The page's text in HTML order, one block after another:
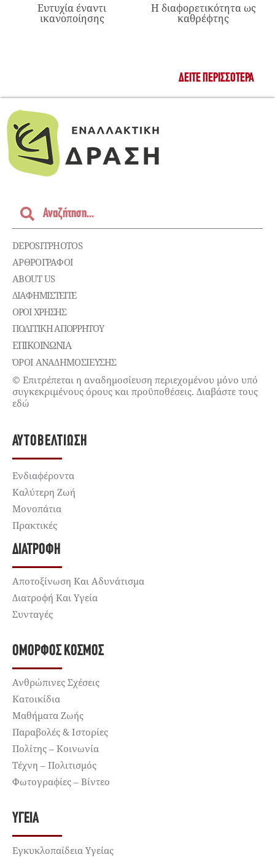
Ευτυχία έναντι
ικανοποίησης
Η διαφορετικότητα ως
καθρέφτης
ΔΕΊΤΕ ΠΕΡΙΣΣΌΤΕΡΑ
DEPOSITPHOTOS
ΑΡΘΡΟΓΡΑΦΟΙ
ABOUT US
ΔΙΑΦΗΜΙΣΤΕΊΤΕ
ΌΡΟΙ ΧΡΉΣΗΣ
ΠΟΛΙΤΙΚΉ ΑΠΟΡΡΉΤΟΥ
ΕΠΙΚΟΙΝΩΝΊΑ
ΌΡΟΙ ΑΝΑΔΗΜΟΣΙΕΥΣΗΣ
© Επιτρέπεται η αναδημοσίευση περιεχομένου μόνο υπό
συγκεκριμένους όρους και προϋποθέσεις. Διαβάστε τους
εδώ
ΑΥΤΟΒΕΛΤΊΩΣΗ
Ενδιαφέροντα
Καλύτερη Ζωή
Μονοπάτια
Πρακτικές
ΔΙΑΤΡΟΦΉ
Αποτοξίνωση Και Αδυνάτισμα
Διατροφή Και Υγεία
Συνταγές
ΌΜΟΡΦΟΣ ΚΌΣΜΟΣ
Ανθρώπινες Σχέσεις
Κατοικίδια
Μαθήματα Ζωής
Παραβολές & Ιστορίες
Πολίτης – Κοινωνία
Τέχνη – Πολιτισμός
Φωτογραφίες – Βίντεο
ΥΓΕΊΑ
Εγκυκλοπαίδεια Υγείας